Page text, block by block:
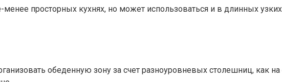
менее просторных кухнях, но может использоваться и в длинных
обеденную зону за счет разноуровневых столешниц, как